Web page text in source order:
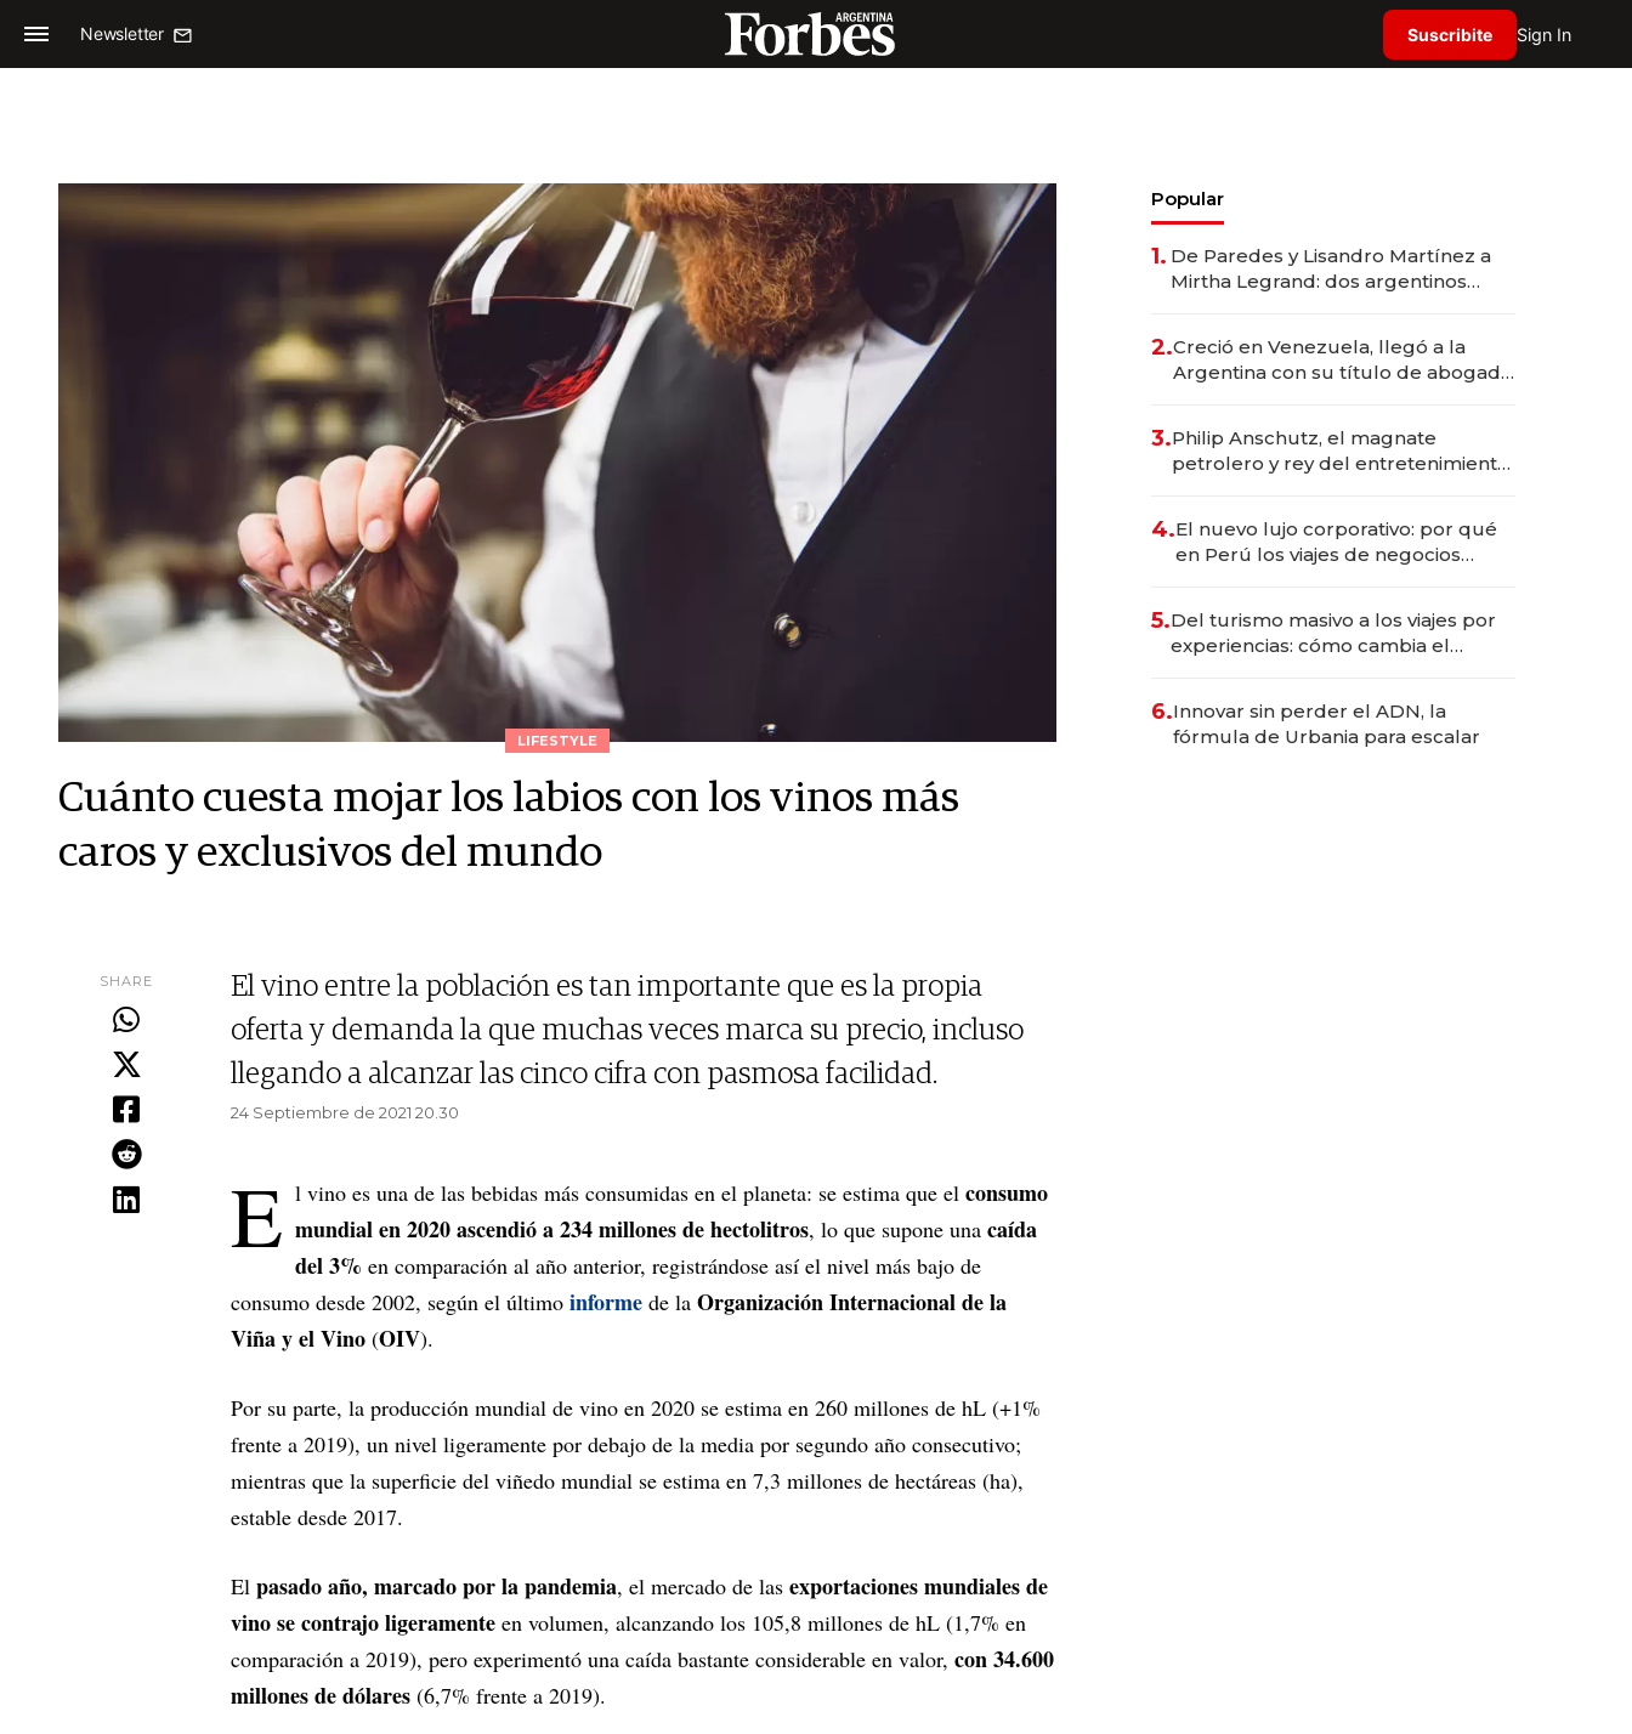
Newsletter Suscribite Sign In
LIFESTYLE
Cuánto cuesta mojar los labios con los vinos más
caros y exclusivos del mundo
SHARE
El vino entre la población es tan importante que es la propia
oferta y demanda la que muchas veces marca su precio, incluso
llegando a alcanzar las cinco cifra con pasmosa facilidad.
24 Septiembre de 2021 20.30
E l vino es una de las bebidas más consumidas en el planeta: se estima que el consumo
mundial en 2020 ascendió a 234 millones de hectolitros, lo que supone una caída
del 3% en comparación al año anterior, registrándose así el nivel más bajo de
consumo desde 2002, según el último informe de la Organización Internacional de la
Viña y el Vino (OIV).
Por su parte, la producción mundial de vino en 2020 se estima en 260 millones de hL (+1%
frente a 2019), un nivel ligeramente por debajo de la media por segundo año consecutivo;
mientras que la superficie del viñedo mundial se estima en 7,3 millones de hectáreas (ha),
estable desde 2017.
El pasado año, marcado por la pandemia, el mercado de las exportaciones mundiales de
vino se contrajo ligeramente en volumen, alcanzando los 105,8 millones de hL (1,7% en
comparación a 2019), pero experimentó una caída bastante considerable en valor, con 34.600
millones de dólares (6,7% frente a 2019).
Popular
1. De Paredes y Lisandro Martínez a
Mirtha Legrand: dos argentinos
2.Creció en Venezuela, llegó a la
Argentina con su título de abogado
marcas "fast premium"
3.Philip Anschutz, el magnate
petrolero y rey del entretenimiento
4.El nuevo lujo corporativo: por qué
en Perú los viajes de negocios
transformadoras
5.Del turismo masivo a los viajes por
experiencias: cómo cambia el
6.Innovar sin perder el ADN, la
fórmula de Urbania para escalar